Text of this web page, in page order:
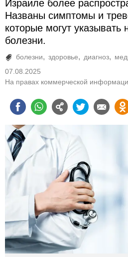
Израиле более
Названы симптомы и
которые могут указывать
болезни.
болезни здоровье диагноз
07.08.2025
На правах коммерческой